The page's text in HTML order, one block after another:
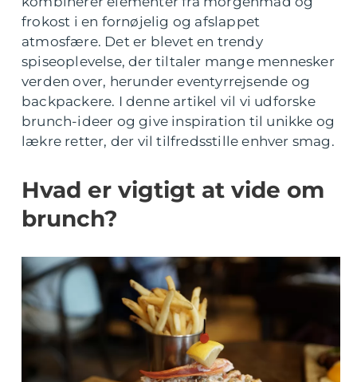
frokost i en fornøjelig og afslappet
atmosfære. Det er blevet en trendy
spiseoplevelse, der tiltaler mange mennesker
verden over, herunder eventyrrejsende og
backpackere. I denne artikel vil vi udforske
brunch-ideer og give inspiration til unikke og
lækre retter, der vil tilfredsstille enhver smag.
Hvad er vigtigt at vide om
brunch?